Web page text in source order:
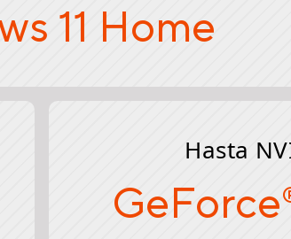
11 Home
Hasta
GeForce